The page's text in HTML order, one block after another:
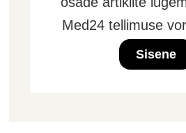
Med24 tellimuse
Sisene